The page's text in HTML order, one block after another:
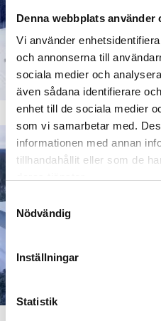
Denna webbplats använder
Vi använder
och annonserna till
sociala medier och
även sådana identifierare
enhet till de sociala medier
som vi samarbetar med.
informationen med annan
tillhandahållit eller som de
S
a
m
y
c
Nödvändig
Inställningar
Statistik